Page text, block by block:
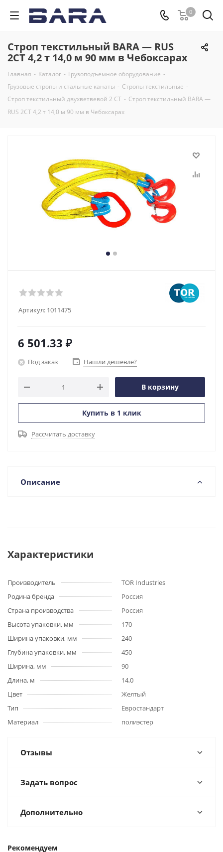
0
Строп текстильный BARA — RUS
2СТ 4,2 т 14,0 м 90 мм в Чебоксарах
Главная - Каталог - Грузоподъемное оборудование -
Грузовые стропы и стальные канаты - Стропы текстильные -
Строп текстильный двухветвевой 2 СТ - Строп текстильный BARA —
RUS 2СТ 4,2 т 14,0 м 90 мм в Чебоксарах
Артикул: 1011475
6 501.33 ₽
Под заказ Нашли дешевле?
В корзину
Купить в 1 клик
Рассчитать доставку
Описание
Характеристики
Производитель
TOR Industries
Родина бренда
Россия
Страна производства
Россия
Высота упаковки, мм
170
Ширина упаковки, мм
240
Глубина упаковки, мм
450
Ширина, мм
90
Длина, м
14,0
Цвет
Желтый
Тип
Евростандарт
Материал
полиэстер
Отзывы
Задать вопрос
Дополнительно
Рекомендуем